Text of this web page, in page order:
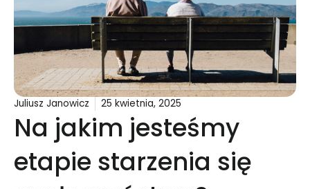
Juliusz Janowicz 25 kwietnia, 2025
Na jakim jesteśmy
etapie starzenia się